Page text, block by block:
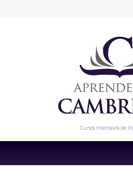
Cursos Intensivos de